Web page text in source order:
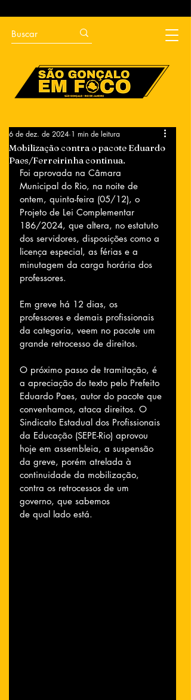
Mobilização contra o pacote Eduardo
Paes/Ferreirinha continua.
6 de dez. de 2024 1 min de leitura
Foi aprovada na Câmara
Municipal do Rio, na noite de
ontem, quinta-feira (05/12), o
Projeto de Lei Complementar
186/2024, que altera, no estatuto
dos servidores, disposições como a
licença especial, as férias e a
minutagem da carga horária dos
professores.
Em greve há 12 dias, os
professores e demais profissionais
da categoria, veem no pacote um
grande retrocesso de direitos.
O próximo passo de tramitação, é
a apreciação do texto pelo Prefeito
Eduardo Paes, autor do pacote que
convenhamos, ataca direitos. O
Sindicato Estadual dos Profissionais
da Educação (SEPE-Rio) aprovou
hoje em assembleia, a suspensão
da greve, porém atrelada à
continuidade da mobilização,
contra os retrocessos de um
governo, que sabemos
de qual lado está.